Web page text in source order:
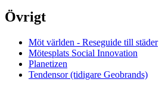
Övrigt
Möt världen - Reseguide till städer
Mötesplats Social Innovation
Planetizen
Tendensor (tidigare Geobrands)